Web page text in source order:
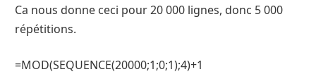
Ca nous donne ceci pour 20 000 lignes, donc 5 000
répétitions.
=MOD(SEQUENCE(20000;1;0;1);4)+1